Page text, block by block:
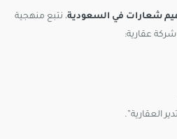
شعارات في السعودية، نتبع منهجية
عقارية:
العقارية”.